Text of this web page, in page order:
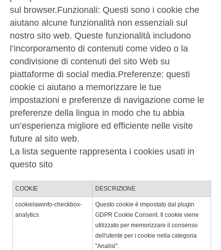
sul browser.Funzionali: Questi sono i cookie che
aiutano alcune funzionalità non essenziali sul
nostro sito web. Queste funzionalità includono
l’incorporamento di contenuti come video o la
condivisione di contenuti del sito Web su
piattaforme di social media.Preferenze: questi
cookie ci aiutano a memorizzare le tue
impostazioni e preferenze di navigazione come le
preferenze della lingua in modo che tu abbia
un’esperienza migliore ed efficiente nelle visite
future al sito web.
La lista seguente rappresenta i cookies usati in
questo sito
COOKIE DESCRIZIONE
cookielawinfo-checkbox-
analytics
Questo cookie è impostato dal plugin
GDPR Cookie Consent. Il cookie viene
utilizzato per memorizzare il consenso
dell'utente per i cookie nella categoria
"Analisi".